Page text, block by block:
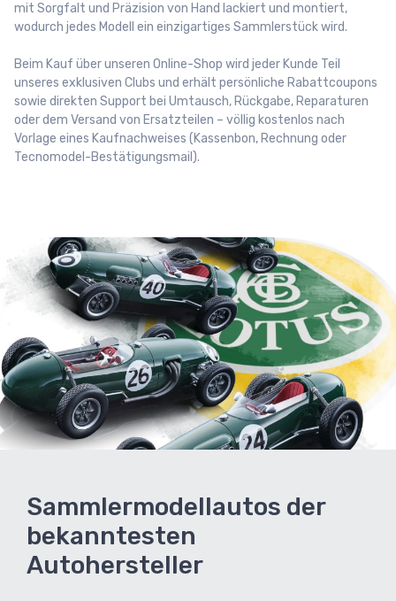
mit Sorgfalt und Präzision von Hand lackiert und montiert,
wodurch jedes Modell ein einzigartiges Sammlerstück wird.
Beim Kauf über unseren Online-Shop wird jeder Kunde Teil
unseres exklusiven Clubs und erhält persönliche Rabattcoupons
sowie direkten Support bei Umtausch, Rückgabe, Reparaturen
oder dem Versand von Ersatzteilen – völlig kostenlos nach
Vorlage eines Kaufnachweises (Kassenbon, Rechnung oder
Tecnomodel-Bestätigungsmail).
Sammlermodellautos der
bekanntesten
Autohersteller